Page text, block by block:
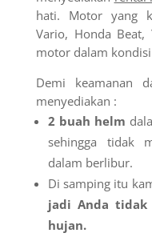
hati. Motor yang
Vario, Honda Beat,
motor dalam
Demi keamanan
menyediakan :
2 buah helm
sehingga tidak
dalam berlibur.
Di samping itu
jadi Anda
hujan.